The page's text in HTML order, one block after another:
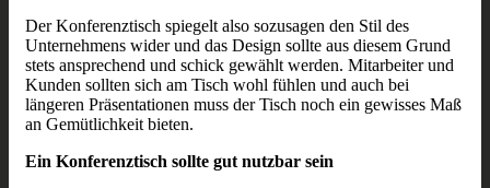
Der Konferenztisch spiegelt also sozusagen den Stil des
Unternehmens wider und das Design sollte aus diesem Grund
stets ansprechend und schick gewählt werden. Mitarbeiter und
Kunden sollten sich am Tisch wohl fühlen und auch bei
längeren Präsentationen muss der Tisch noch ein gewisses Maß
an Gemütlichkeit bieten.
Ein Konferenztisch sollte gut nutzbar sein